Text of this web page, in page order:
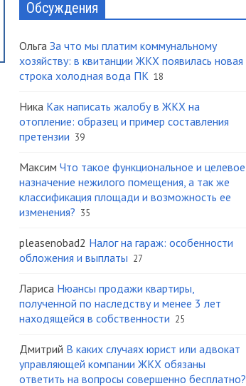
Обсуждения
Ольга За что мы платим коммунальному
хозяйству: в квитанции ЖКХ появилась новая
строка холодная вода ПК 18
Ника Как написать жалобу в ЖКХ на
отопление: образец и пример составления
претензии 39
Максим Что такое функциональное и целевое
назначение нежилого помещения, а так же
классификация площади и возможность ее
изменения? 35
pleasenobad2 Налог на гараж: особенности
обложения и выплаты 27
Лариса Нюансы продажи квартиры,
полученной по наследству и менее 3 лет
находящейся в собственности 25
Дмитрий В каких случаях юрист или адвокат
управляющей компании ЖКХ обязаны
ответить на вопросы совершенно бесплатно?